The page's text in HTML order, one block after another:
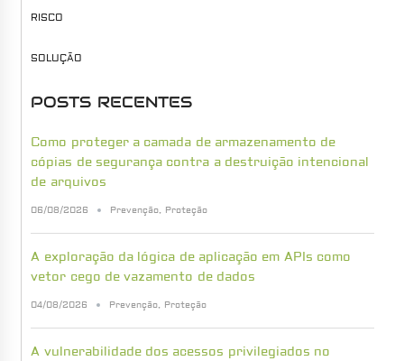
RISCO
SOLUÇÃO
POSTS RECENTES
Como proteger a camada de armazenamento de
cópias de segurança contra a destruição intencional
de arquivos
06/08/2026 Prevenção Proteção
A exploração da lógica de aplicação em APIs como
vetor cego de vazamento de dados
04/08/2026 Prevenção Proteção
A vulnerabilidade dos acessos privilegiados no